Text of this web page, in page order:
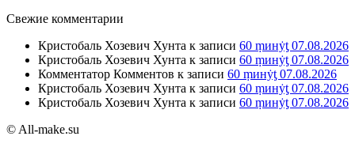
Свежие комментарии
Кристобаль Хозевич Хунта к записи 60 ṃинẏƫ 07.08.2026
Кристобаль Хозевич Хунта к записи 60 ṃинẏƫ 07.08.2026
Комментатор Комментов к записи 60 ṃинẏƫ 07.08.2026
Кристобаль Хозевич Хунта к записи 60 ṃинẏƫ 07.08.2026
Кристобаль Хозевич Хунта к записи 60 ṃинẏƫ 07.08.2026
© All-make.su